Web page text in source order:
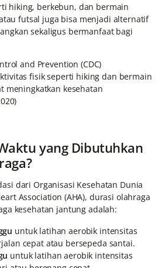
hiking, berkebun, dan bermain
futsal juga bisa menjadi alternatif
sekaligus bermanfaat bagi
and Prevention (CDC)
fisik seperti hiking dan bermain
meningkatkan kesehatan
yang Dibutuhkan
dari Organisasi Kesehatan Dunia
Association (AHA), durasi olahraga
kesehatan jantung adalah:
untuk latihan aerobik intensitas
cepat atau bersepeda santai.
untuk latihan aerobik intensitas